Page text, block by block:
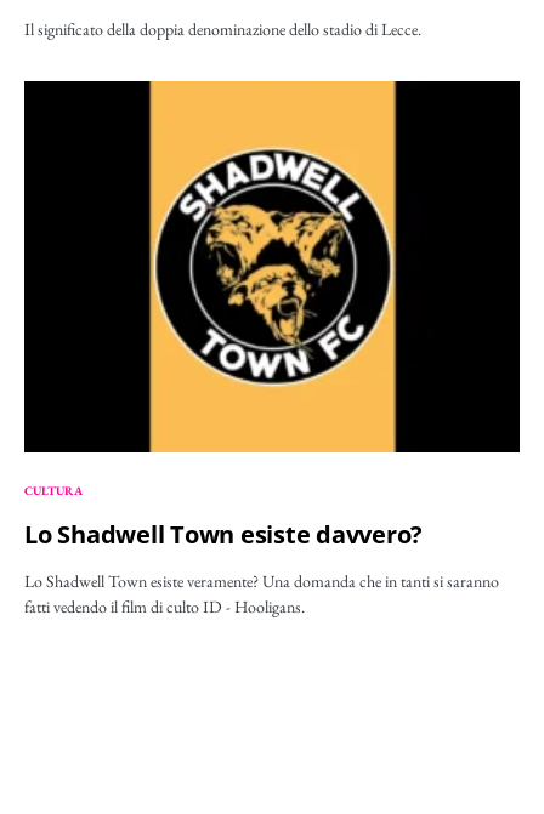
Il significato della doppia denominazione dello stadio di Lecce.
CULTURA
Lo Shadwell Town esiste davvero?
Lo Shadwell Town esiste veramente? Una domanda che in tanti si saranno
fatti vedendo il film di culto ID - Hooligans.